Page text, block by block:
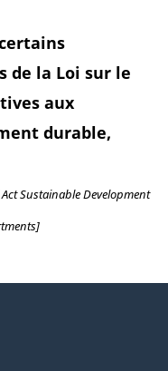
de la Loi sur le
aux
durable,
Sustainable Development